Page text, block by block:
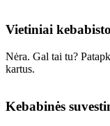
Vietiniai
Nėra. Gal tai tu?
kartus.
Kebabinės